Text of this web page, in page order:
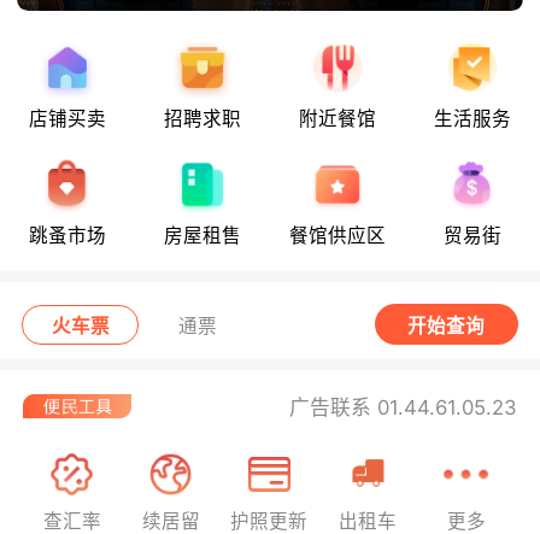
店铺买卖 招聘求职 附近餐馆 生活服务
跳蚤市场 房屋租售 餐馆供应区 贸易街
火车票 通票 开始查询
广告联系 01.44.61.05.23
查汇率 续居留 护照更新 出租车 更多